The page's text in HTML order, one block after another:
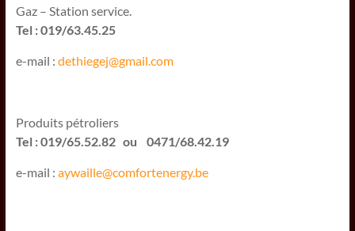
Gaz – Station service.
Tel : 019/63.45.25
e-mail : dethiegej@gmail.com
Produits pétroliers
Tel : 019/65.52.82 ou 0471/68.42.19
e-mail : aywaille@comfortenergy.be